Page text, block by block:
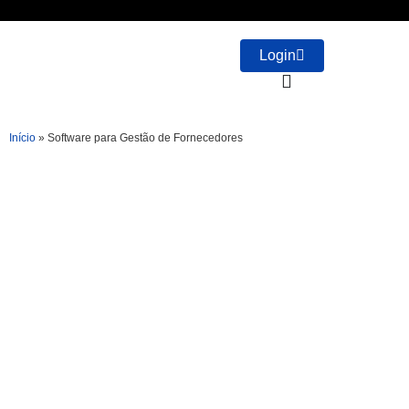
Login
Início » Software para Gestão de Fornecedores